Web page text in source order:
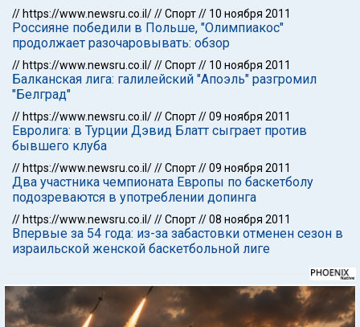
// https://www.newsru.co.il///Спорт// 10 ноября 2011
Россияне победили в Польше, "Олимпиакос"
продолжает разочаровывать: обзор
// https://www.newsru.co.il///Спорт// 10 ноября 2011
Балканская лига: галилейский "Апоэль" разгромил
"Белград"
// https://www.newsru.co.il///Спорт//09 ноября 2011
Евролига: в Турции Дэвид Блатт сыграет против
бывшего клуба
// https://www.newsru.co.il///Спорт//09 ноября 2011
Два участника чемпионата Европы по баскетболу
подозреваются в употреблении допинга
// https://www.newsru.co.il///Спорт//08 ноября 2011
Впервые за 54 года: из-за забастовки отменен сезон в
израильской женской баскетбольной лиге